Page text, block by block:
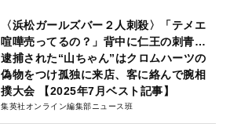
〈浜松ガールズバー２人刺殺〉「テメエ
喧嘩売ってるの？」背中に仁王の刺青…
逮捕された“山ちゃん”はクロムハーツの
偽物をつけ孤独に来店、客に絡んで腕相
撲大会 【2025年7月ベスト記事】
集英社オンライン編集部ニュース班